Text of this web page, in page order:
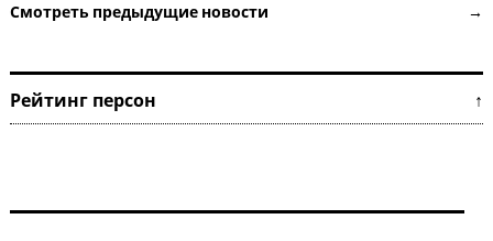
Смотреть предыдущие новости →
Рейтинг персон ↑